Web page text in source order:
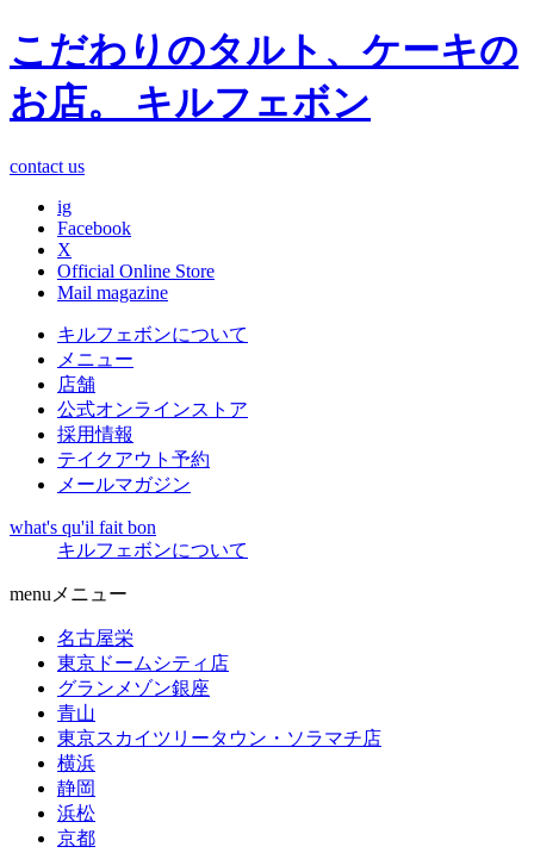
こだわりのタルト、ケーキの
お店。 キルフェボン
contact us
ig
Facebook
X
Official Online Store
Mail magazine
キルフェボンについて
メニュー
店舗
公式オンラインストア
採用情報
テイクアウト予約
メールマガジン
what's qu'il fait bon
キルフェボンについて
menu メニュー
名古屋栄
東京ドームシティ店
グランメゾン銀座
青山
東京スカイツリータウン・ソラマチ店
横浜
静岡
浜松
京都